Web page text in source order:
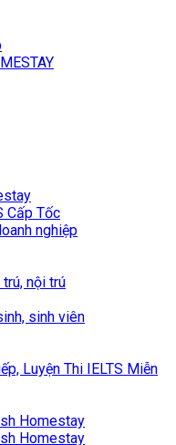
Cấp Tốc
nghiệp
nội trú
sinh viên
Luyện Thi IELTS Miễn
Homestay
Homestay